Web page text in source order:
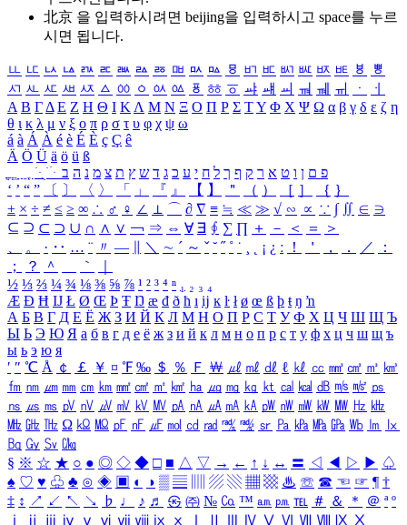
北京 을 입력하시려면 beijing을 입력하시고 space를 누르
시면 됩니다.
ㅥ ㅦ ㅧ ㅨ ㅩ ㅪ ㅫ ㅬ ㅭ ㅮ ㅯ ㅰ ㅱ ㅲ ㅳ ㅴ ㅵ ㅶ ㅷ ㅸ
ㅹ
ㅺ ㅻ ㅼ ㅽ ㅾ ㅿ ㆀ ㆁ ㆂ ㆃ ㆄ ㆅ ㆆ ㆇ ㆈ ㆉ ㆊ ㆋ ㆌ ㆍ
ㆎ
Α Β ΓΔ Ε Ζ Η Θ Ι ΚΛ Μ Ν Ξ Ο Π Ρ Σ ΤΥ Φ Χ Ψ Ω α β γ δ ε ζ η
θ ι κ λ μ ν ξ ο π ρ σ τ υ φ χ ψ ω
á à Á À é è É È ç Ç ê
Ä Ö Ü ä ö ü ß
ִֶֹ ֻּ ׁׂ פ ם ן ו ט א ר ק ף ך ל ח י ע כ ג ד ש ץ ת צ מ נ ה ב
‘ ’ “ ” 〔 〕 〈 〉 「 」 『 』 【 】 ＂ （ ） ［ ］ ｛ ｝
± × ÷ ≠ ≤ ≥ ∞ ∴ ♂ ♀ ∠ ⊥ ⌒ ∂ ∇ ≡ ≒ ≪ ≫ √ ∽ ∝ ∵ ∫ ∬ ∈ ∋
⊆ ⊇ ⊂ ⊃ ∪ ∩ ∧ ∨ ￢ ⇒ ⇔ ∀ ∃ ∮ ∑ ∏ ＋ － ＜ ＝
＞
、
。 · ‥ … ¨ 〃 ― ＼ ∼ ´ ～ ˇ ˘ ˝ ˚ ˙ ¸ ¡ ¿ ː ！ ＇ ， ． ／
：
；
？ ＾ ｀
½ ⅓ ⅔ ¼ ¾ ⅛ ⅜ ⅝ ⅞ ¹ ² ³ ⁴ ⁿ ₁ ₂ ₃ ₄
Æ Ð Ħ Ĳ Ł Ø Œ Þ Ŧ Ŋ æ đ ð ħ ı ĳ ĸ ŀ ł ø œ ß þ ŧ ŋ ŉ
А Б В Г Д Е Ё Ж З И Й К Л М Н О П Р С Т У Ф Х Ц Ч Ш Щ Ъ
Ы Ь Э Ю Я а б в г д е ё ж з и й к л м н о п р с т у ф х ц ч ш щ ъ
ы ь э ю я
′ ″ ℃ Å ￠ ￡ ￥ ¤ ℉ ‰ ＄ ％ Ｆ ￦ ㎕ ㎖ ㎗ ℓ ㎘ ㏄ ㎣ ㎤ ㎥ ㎦
㎙ ㎚ ㎛ ㎜ ㎝ ㎞ ㎟ ㎠ ㎡ ㎢ ㏊ ㎍ ㎎ ㎏ ㏏ ㎈ ㎉ ㏈ ㎧ ㎨ ㎰
㎱ ㎲ ㎳ ㎴ ㎵ ㎶ ㎷ ㎸ ㎹ ㎀ ㎁ ㎂ ㎃ ㎄ ㎺ ㎻ ㎽ ㎾ ㎿ ㎐ ㎑
㎒ ㎓ ㎔ Ω ㏀ ㏁ ㎊ ㎋ ㎌ ㏖ ㏅ ㎭ ㎮ ㎯ ㏛ ㎩ ㎪ ㎫ ㎬ ㏝ ㏐
㏓
㏃ ㏉ ㏜ ㏆
§ ※ ☆ ★ ○ ● ◎ ◇ ◆ □ ■ △ ▽ → ← ↑ ↓ ↔ 〓 ◁ ◀ ▷ ▶ ♤
♠ ♡ ♥ ♧ ♣ ⊙ ◈ ▣ ◐ ◑ ▒ ▤ ▨ ▧ ▦ ▩ ♨ ☏ ☎ ☜ ☞ ¶ †
‡ ↕ ↗ ↙ ↖ ↘ ♭ ♩ ♪ ♬ ㉿ ㈜ № ㏇ ™ ㏂ ㏘ ℡ ＃ ＆ ＊ ＠ ª º
ⅰ
ⅱ ⅲ ⅳ ⅴ ⅵ ⅶ ⅷ ⅸ ⅹ Ⅳ Ⅴ Ⅵ Ⅶ Ⅷ Ⅸ Ⅹ